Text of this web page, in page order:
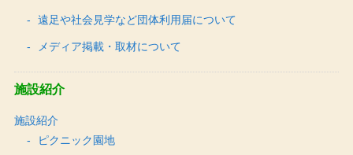
遠足や社会見学など団体利用届について
メディア掲載・取材について
施設紹介
施設紹介
ピクニック園地